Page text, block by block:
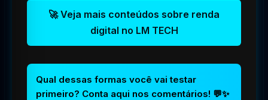
🚀 Veja mais conteúdos sobre renda
digital no LM TECH
Qual dessas formas você vai testar
primeiro? Conta aqui nos comentários! 💬✨